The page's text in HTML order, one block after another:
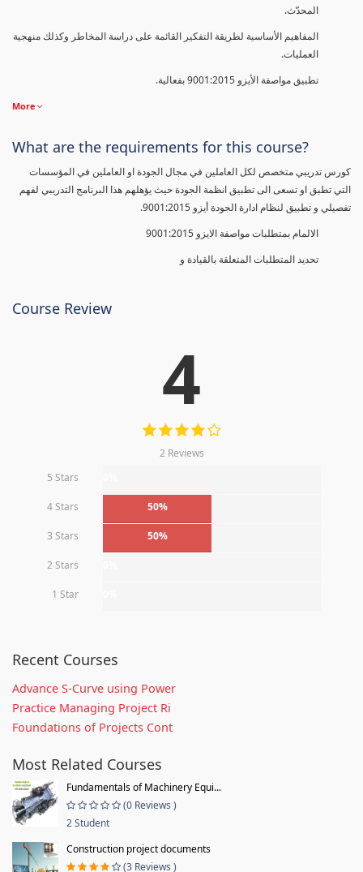
المحدّث.
المفاهيم الأساسية لطريقة التفكير القائمة على دراسة المخاطر وكذلك منهجية
العمليات.
تطبيق مواصفة الأيزو 9001:2015 بفعالية.
More
What are the requirements for this course?
كورس تدريبي متخصص لكل العاملين في مجال الجودة او العاملين في المؤسسات
التي تطبق او تسعى الى تطبيق انظمة الجودة حيث يؤهلهم هذا البرنامج التدريبي لفهم
تفصيلي و تطبيق لنظام ادارة الجودة أيزو 9001:2015.
الالمام بمتطلبات مواصفة الايزو 9001:2015
تحديد المتطلبات المتعلقة بالقيادة و
Course Review
4
2 Reviews
5 Stars
4 Stars 50%
3 Stars 50%
2 Stars
1 Star
Recent Courses
Advance S-Curve using Power
Practice Managing Project Ri
Foundations of Projects Cont
Most Related Courses
Fundamentals of Machinery Equi...
(0 Reviews )
2 Student
Construction project documents
(3 Reviews )